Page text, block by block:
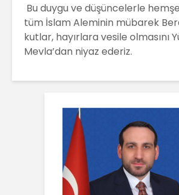
Bu duygu ve düşüncelerle
tüm İslam Aleminin mübarek
kutlar, hayırlara vesile olmasını
Mevla’dan niyaz ederiz.